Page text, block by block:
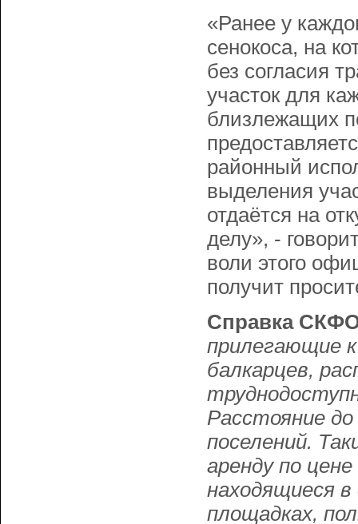
«Ранее у
сенокоса, на
без согласия
участок для
близлежащих
районный
выделения
отдаётся на
делу», -
воли этого
получит
Справка
прилегающие
балкарцев,
Расстояние
поселений.
аренду по
находящиеся
площадках,